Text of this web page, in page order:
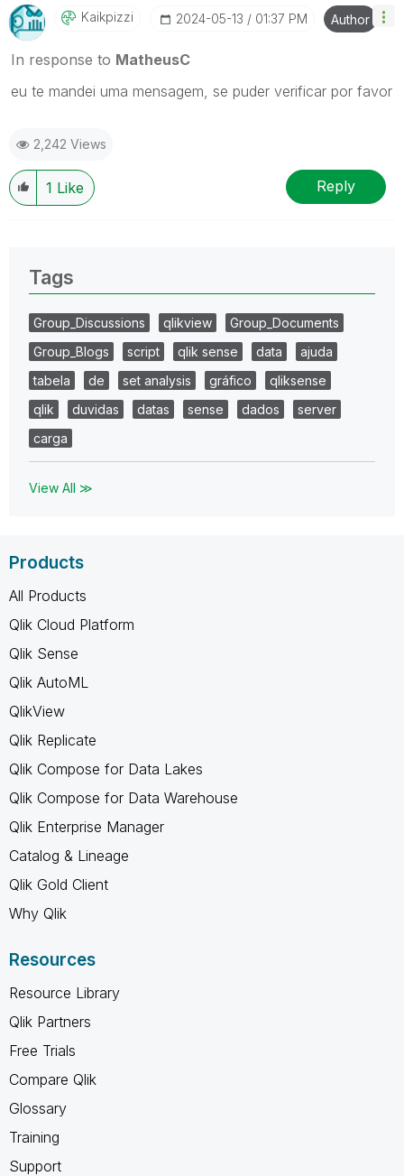
Kaikpizzi ‎2024-05-13 01:37 PM Author
In response to MatheusC
eu te mandei uma mensagem, se puder verificar por favor
2,242 Views
1 Like Reply
Tags
Group_Discussions qlikview
Group_Documents
Group_Blogs
script qlik sense data
ajuda
tabela
de set analysis gráfico
qliksense
qlik
duvidas datas sense dados
server
carga
View All ≫
Products
All Products
Qlik Cloud Platform
Qlik Sense
Qlik AutoML
QlikView
Qlik Replicate
Qlik Compose for Data Lakes
Qlik Compose for Data Warehouse
Qlik Enterprise Manager
Catalog & Lineage
Qlik Gold Client
Why Qlik
Resources
Resource Library
Qlik Partners
Free Trials
Compare Qlik
Glossary
Training
Support